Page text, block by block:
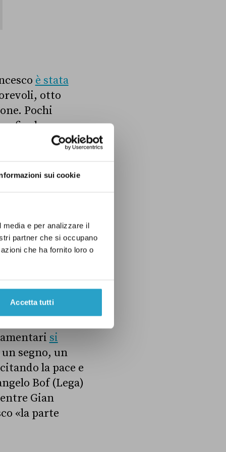
sui cookie
e per analizzare il
partner che si occupano
che ha fornito loro o
Accetta tutti
è stata
otto
Pochi
finale
che ha
tra le
Caterina da
di rendere
Francesco,
calendario
si
segno, un
la pace e
Bof (Lega)
Gian
«la parte